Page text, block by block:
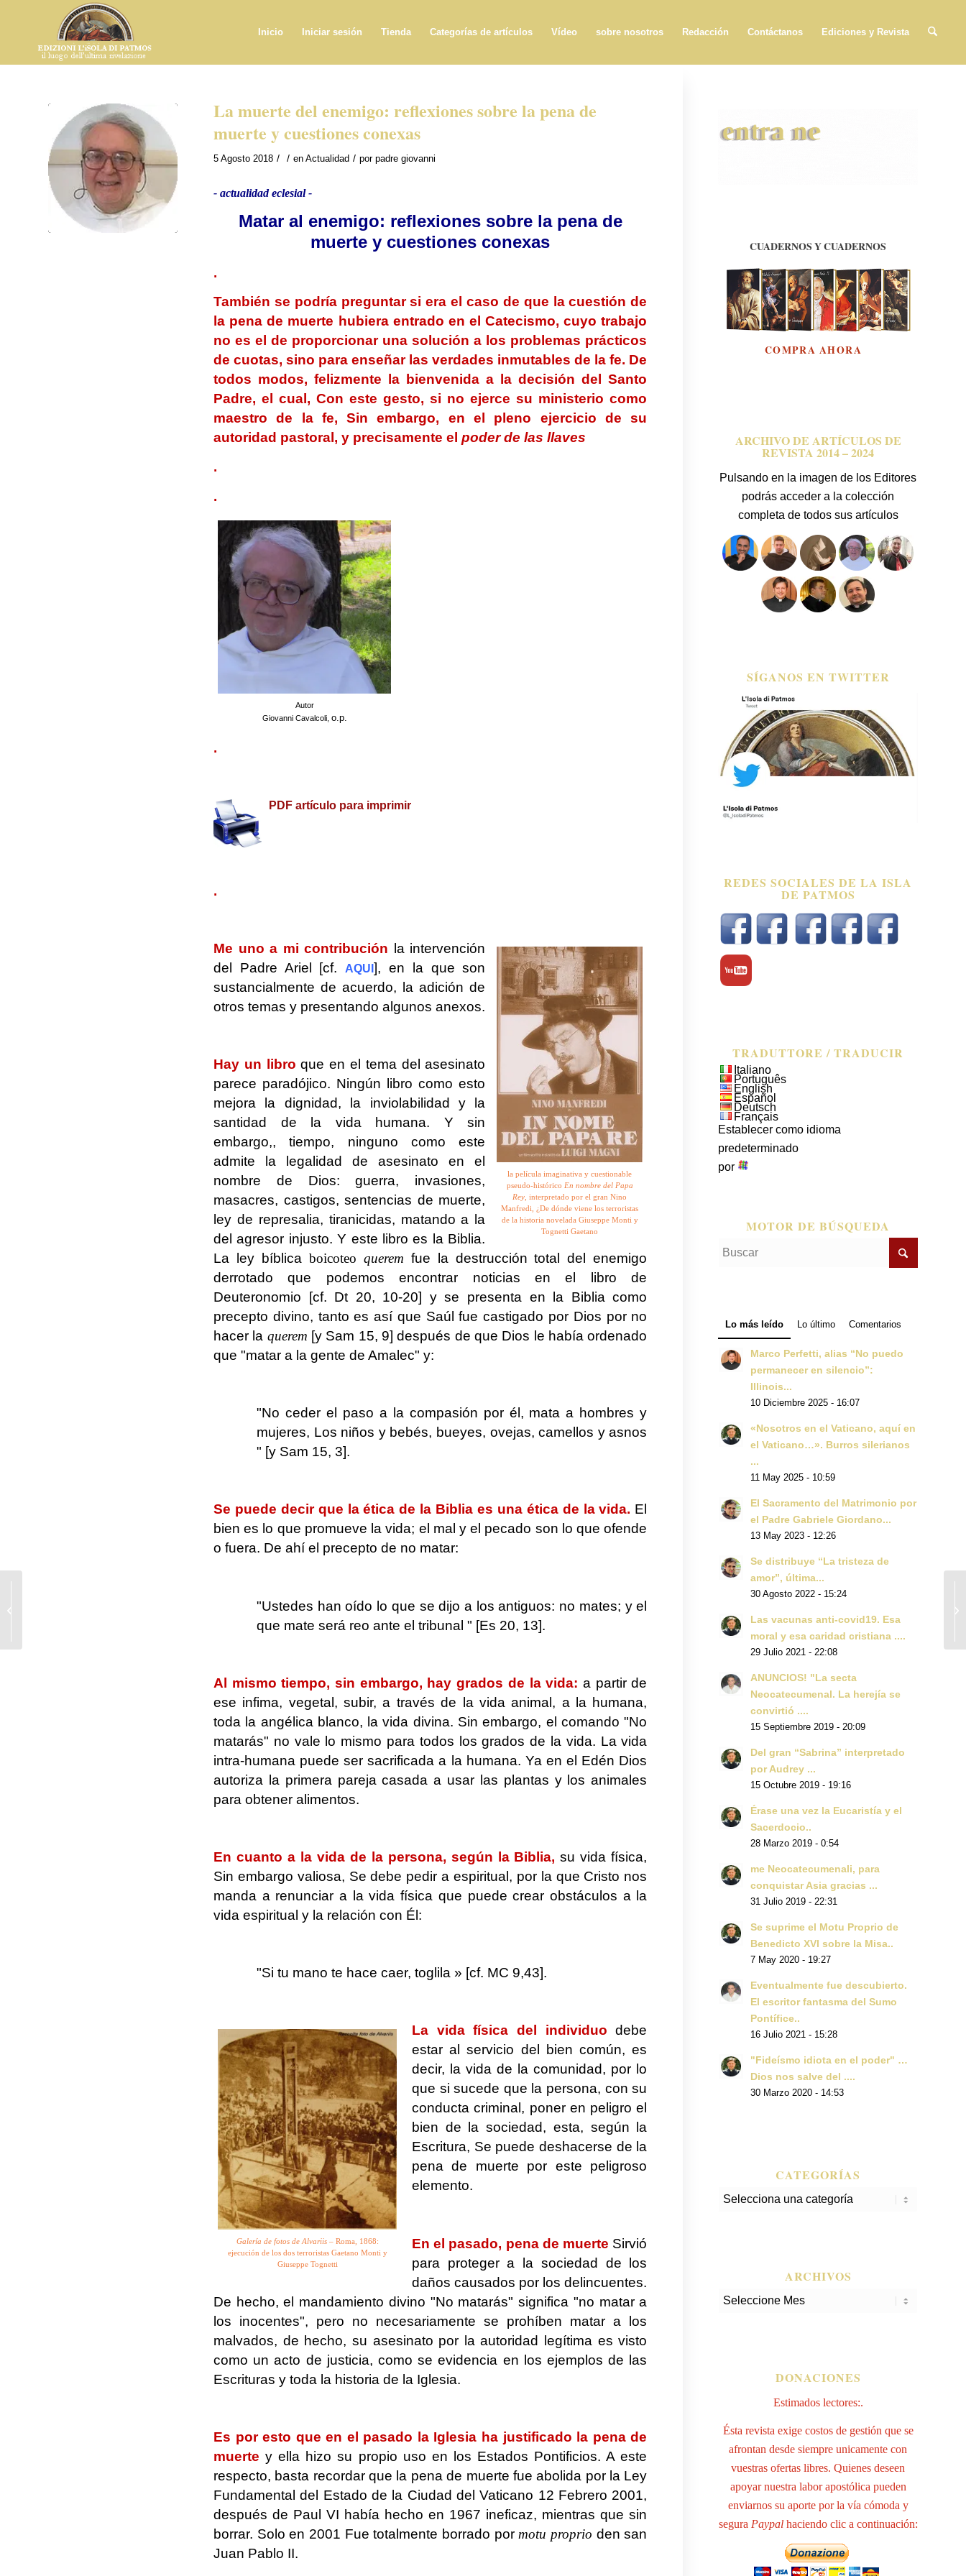
Inicio Iniciar sesión Tienda Categorías de artículos Vídeo sobre nosotros Redacción Contáctanos Ediciones y Revista
La muerte del enemigo: reflexiones sobre la pena de
muerte y cuestiones conexas
5 Agosto 2018 / / en Actualidad / por padre giovanni
- actualidad eclesial -
Matar al enemigo: reflexiones sobre la pena de
muerte y cuestiones conexas
.
También se podría preguntar si era el caso de que la cuestión de
la pena de muerte hubiera entrado en el Catecismo, cuyo trabajo
no es el de proporcionar una solución a los problemas prácticos
de cuotas, sino para enseñar las verdades inmutables de la fe. De
todos modos, felizmente la bienvenida a la decisión del Santo
Padre, el cual, Con este gesto, si no ejerce su ministerio como
maestro de la fe, Sin embargo, en el pleno ejercicio de su
autoridad pastoral, y precisamente el poder de las llaves
.
.
Autor
Giovanni Cavalcoli, o.p.
.
PDF artículo para imprimir
.
la película imaginativa y cuestionable
pseudo-histórico En nombre del Papa
Rey , interpretado por el gran Nino
Manfredi, ¿De dónde viene los terroristas
de la historia novelada Giuseppe Monti y
Tognetti Gaetano
Me uno a mi contribución
la intervención
del Padre Ariel
[cf. AQUI ], en la que son
sustancialmente de acuerdo, la adición de
otros temas y presentando algunos anexos.
Hay un libroque en el tema del asesinato
parece paradójico. Ningún libro como esto
mejora la dignidad, la inviolabilidad y la
santidad de la vida humana. Y sin
embargo,, tiempo, ninguno como este
admite la legalidad de asesinato en el
nombre de Dios: guerra, invasiones,
masacres, castigos, sentencias de muerte,
ley de represalia, tiranicidas, matando a la
del agresor injusto. Y este libro es la Biblia.
La ley bíblica boicoteo querem fue la destrucción total del enemigo
derrotado que podemos encontrar noticias en el libro de
Deuteronomio [cf. Dt 20, 10-20] y se presenta en la Biblia como
precepto divino, tanto es así que Saúl fue castigado por Dios por no
hacer la querem [y Sam 15, 9] después de que Dios le había ordenado
que "matar a la gente de Amalec" y:
"No ceder el paso a la compasión por él, mata a hombres y
mujeres, Los niños y bebés, bueyes, ovejas, camellos y asnos
" [y Sam 15, 3].
Se puede decir que la ética de la Biblia es una ética de la vida. El
bien es lo que promueve la vida; el mal y el pecado son lo que ofende
o fuera. De ahí el precepto de no matar:
"Ustedes han oído lo que se dijo a los antiguos: no mates; y el
que mate será reo ante el tribunal " [Es 20, 13].
Al mismo tiempo, sin embargo, hay grados de la vida: a partir de
ese infima, vegetal, subir, a través de la vida animal, a la humana,
toda la angélica blanco, la vida divina. Sin embargo, el comando "No
matarás" no vale lo mismo para todos los grados de la vida. La vida
intra-humana puede ser sacrificada a la humana. Ya en el Edén Dios
autoriza la primera pareja casada a usar las plantas y los animales
para obtener alimentos.
En cuanto a la vida de la persona, según la Biblia, su vida física,
Sin embargo valiosa, Se debe pedir a espiritual, por la que Cristo nos
manda a renunciar a la vida física que puede crear obstáculos a la
vida espiritual y la relación con Él:
"Si tu mano te hace caer, toglila » [cf. MC 9,43].
Galería de fotos de Alvariis– Roma, 1868:
ejecución de los dos terroristas Gaetano Monti y
Giuseppe Tognetti
La vida física del individuodebe
estar al servicio del bien común,es
decir, la vida de la comunidad, por lo
que si sucede que la persona, con su
conducta criminal, poner en peligro el
bien de la sociedad, esta, según la
Escritura, Se puede deshacerse de la
pena de muerte por este peligroso
elemento.
En el pasado, pena de muerte Sirvió
para proteger a la sociedad de los
daños causados ​​por los delincuentes.
De hecho, el mandamiento divino "No matarás" significa "no matar a
los inocentes", pero no necesariamente se prohíben matar a los
malvados, de hecho, su asesinato por la autoridad legítima es visto
como un acto de justicia, como se evidencia en los ejemplos de las
Escrituras y toda la historia de la Iglesia.
Es por esto que en el pasado la Iglesia ha justificado la pena de
muerte y ella hizo su propio uso en los Estados Pontificios. A este
respecto, basta recordar que la pena de muerte fue abolida por la Ley
Fundamental del Estado de la Ciudad del Vaticano 12 Febrero 2001,
después de Paul VI había hecho en 1967 ineficaz, mientras que sin
borrar. Solo en 2001 Fue totalmente borrado por motu proprio den san
Juan Pablo II.
ARCHIVO DE ARTÍCULOS DE
REVISTA 2014 – 2024
Pulsando en la imagen de los Editores
podrás acceder a la colección
completa de todos sus artículos
SÍGANOS EN TWITTER
REDES SOCIALES DE LA ISLA
DE PATMOS
TRADUTTORE / TRADUCIR
Italiano
Português
English
Español
Deutsch
Français
Establecer como idioma
predeterminado
por
MOTOR DE BÚSQUEDA
Lo más leído Lo último Comentarios
Marco Perfetti, alias “No puedo
permanecer en silencio”:
Illinois...
10 Diciembre 2025 - 16:07
«Nosotros en el Vaticano, aquí en
el Vaticano…». Burros silerianos
...
11 May 2025 - 10:59
El Sacramento del Matrimonio por
el Padre Gabriele Giordano...
13 May 2023 - 12:26
Se distribuye “La tristeza de
amor”, última...
30 Agosto 2022 - 15:24
Las vacunas anti-covid19. Esa
moral y esa caridad cristiana ....
29 Julio 2021 - 22:08
ANUNCIOS! "La secta
Neocatecumenal. La herejía se
convirtió ....
15 Septiembre 2019 - 20:09
Del gran “Sabrina” interpretado
por Audrey ...
15 Octubre 2019 - 19:16
Érase una vez la Eucaristía y el
Sacerdocio..
28 Marzo 2019 - 0:54
me Neocatecumenali, para
conquistar Asia gracias ...
31 Julio 2019 - 22:31
Se suprime el Motu Proprio de
Benedicto XVI sobre la Misa..
7 May 2020 - 19:27
Eventualmente fue descubierto.
El escritor fantasma del Sumo
Pontífice..
16 Julio 2021 - 15:28
"Fideísmo idiota en el poder" …
Dios nos salve del ....
30 Marzo 2020 - 14:53
CATEGORÍAS
Categorías
ARCHIVOS
DONACIONES
Estimados lectores:.
Ésta revista exige costos de gestión que se
afrontan desde siempre unicamente con
vuestras ofertas libres. Quienes deseen
apoyar nuestra labor apostólica pueden
enviarnos su aporte por la vía cómoda y
segura Paypalhaciendo clic a continuación: